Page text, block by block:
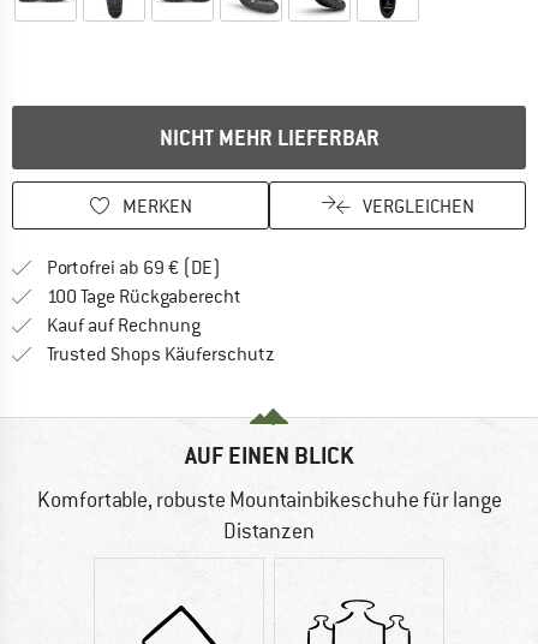
NICHT MEHR LIEFERBAR
MERKEN VERGLEICHEN
Portofrei ab 69 € (DE)
100 Tage Rückgaberecht
Kauf auf RechnungFinde die Zahlungs-Infos hier! Öffnet
Trusted Shops Käuferschutz
AUF EINEN BLICK
Komfortable, robuste Mountainbikeschuhe für lange
Distanzen